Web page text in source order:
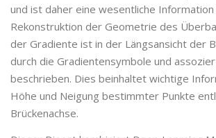
und ist daher eine wesentliche
Rekonstruktion der Geometrie des
der Gradiente ist in der Längsansicht der
durch die Gradientensymbole und
beschrieben. Dies beinhaltet wichtige
Höhe und Neigung bestimmter Punkte
Brückenachse.